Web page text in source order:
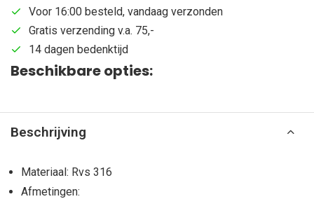
Voor 16:00 besteld, vandaag verzonden
Gratis verzending v.a. 75,-
14 dagen bedenktijd
Beschikbare opties:
Beschrijving
Materiaal: Rvs 316
Afmetingen: